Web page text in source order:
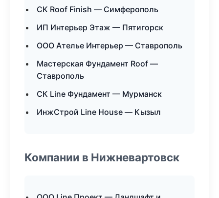
СК Roof Finish — Симферополь
ИП Интерьер Этаж — Пятигорск
ООО Ателье Интерьер — Ставрополь
Мастерская Фундамент Roof —
Ставрополь
СК Line Фундамент — Мурманск
ИнжСтрой Line House — Кызыл
Компании в Нижневартовск